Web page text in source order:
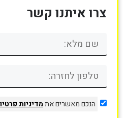
צרו איתנו קשר
הנכם מאשרים אתמדיניות